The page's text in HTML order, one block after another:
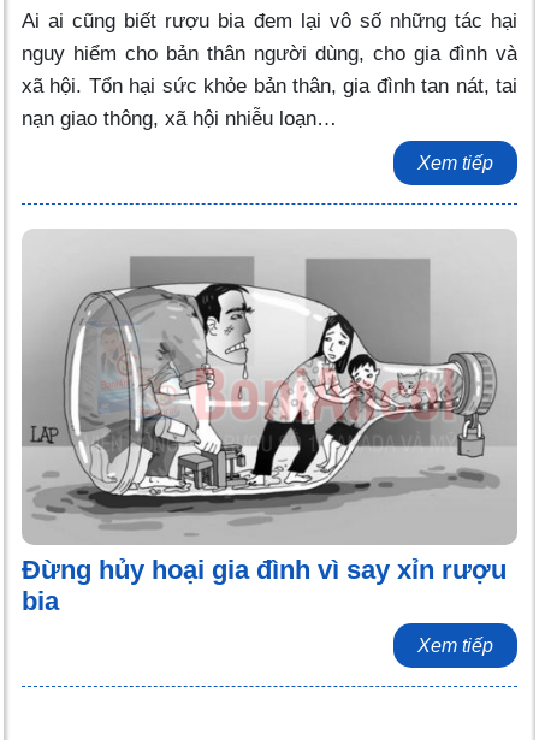
Ai ai cũng biết rượu bia đem lại vô số những tác hại
nguy hiểm cho bản thân người dùng, cho gia đình và
xã hội. Tổn hại sức khỏe bản thân, gia đình tan nát, tai
nạn giao thông, xã hội nhiễu loạn…
Xem tiếp
Đừng hủy hoại gia đình vì say xỉn rượu
bia
Xem tiếp